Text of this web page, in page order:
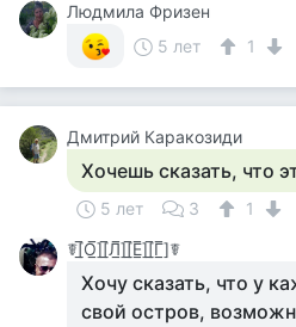
Людмила Фризен
5 лет
1
Дмитрий Каракозиди
Хочешь сказать, что
5 лет 3
1
☤[̲̅О̲̅][̲̅Л̲̅][̲̅Е̲̅][̲̅Г̲̅]☤
Хочу сказать, что у
свой остров,